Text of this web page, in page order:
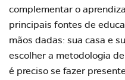
complementar o
principais fontes de
mãos dadas: sua casa e
escolher a metodologia
é preciso se fazer